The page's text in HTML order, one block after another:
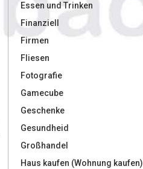
Essen und Trinken
Finanziell
Firmen
Fliesen
Fotografie
Gamecube
Geschenke
Gesundheid
Großhandel
Haus kaufen (Wohnung kaufen)